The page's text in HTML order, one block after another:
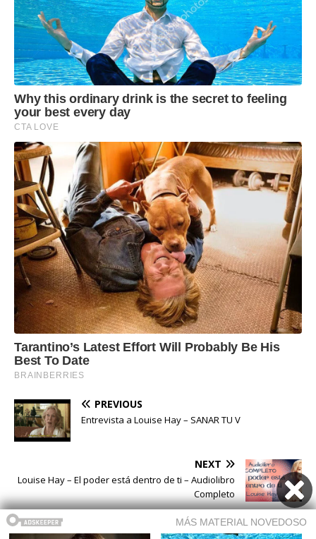
PREVIOUS
Entrevista a Louise Hay – SANAR TU V
NEXT
Louise Hay – El poder está dentro de ti – Audiolibro
Completo